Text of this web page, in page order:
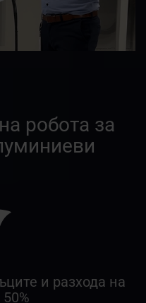
робота за
и разхода на